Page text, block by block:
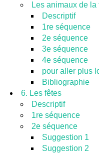
Les animaux de
Descriptif
1re séquence
2e séquence
3e séquence
4e séquence
pour aller plus
Bibliographie
6. Les fêtes
Descriptif
1re séquence
2e séquence
Suggestion 1
Suggestion 2